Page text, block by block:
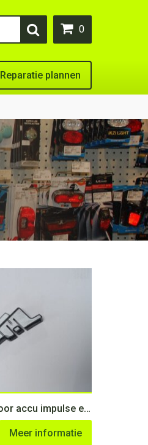
0
Reparatie plannen
Vergrendeling voor accu impulse evo Kalkhoff Include
Meer informatie